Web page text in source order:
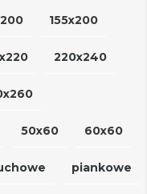
155x200
220x240
50x60 60x60
piankowe